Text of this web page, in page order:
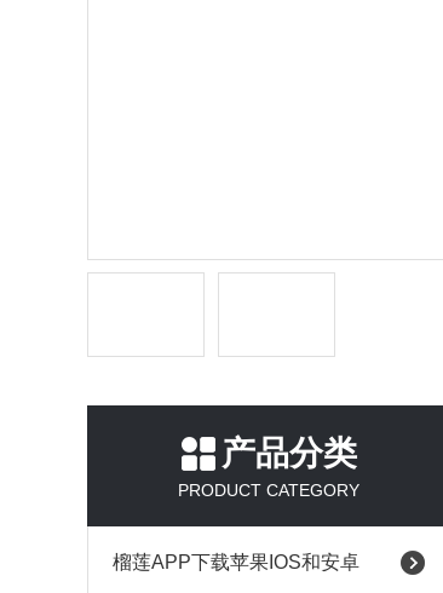
产品分类
PRODUCT CATEGORY
榴莲APP下载苹果IOS和安卓